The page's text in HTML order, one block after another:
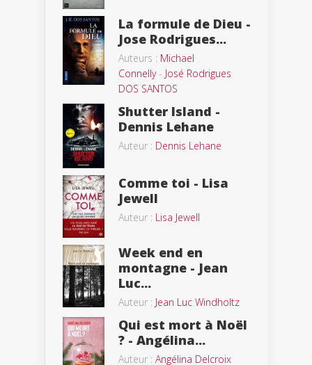
La formule de Dieu -
Jose Rodrigues...
Auteurs : Michael
Connelly- José Rodrigues
DOS SANTOS
Shutter Island -
Dennis Lehane
Auteur : Dennis Lehane
Comme toi - Lisa
Jewell
Auteur : Lisa Jewell
Week end en
montagne - Jean
Luc...
Auteur : Jean Luc Windholtz
Qui est mort à Noël
? - Angélina...
Auteur : Angélina Delcroix